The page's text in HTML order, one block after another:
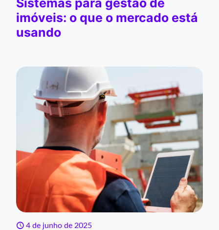
imóveis: o que o mercado está
usando
4 de junho de 2025